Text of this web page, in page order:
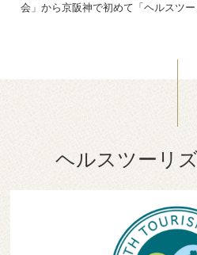
会」から京阪神で初めて「ヘルスツー
ヘルスツーリ